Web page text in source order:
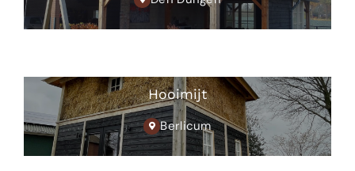
Hooimijt
Berlicum